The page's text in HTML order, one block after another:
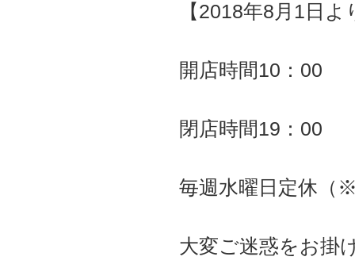
【2018年8月1日よ
開店時間
閉店時間19：00
毎週水曜日定休（
大変ご迷惑をお掛